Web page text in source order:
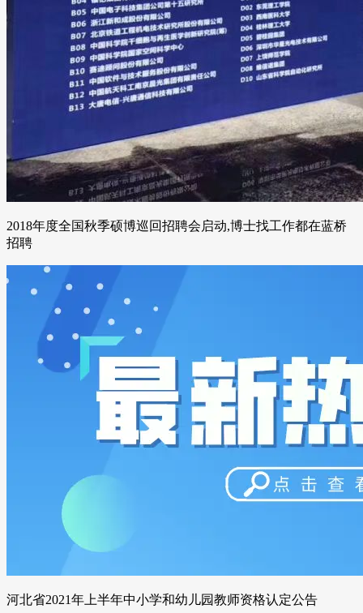
2018年度全国秋季硕博巡回招聘会启动,博士找工作都在蓝桥
招聘
河北省2021年上半年中小学和幼儿园教师资格认定公告